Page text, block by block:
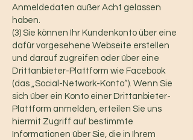
Anmeldedaten außer Acht gelassen
haben.
(3) Sie können Ihr Kundenkonto über eine
dafür vorgesehene Webseite erstellen
und darauf zugreifen oder über eine
Drittanbieter-Plattform wie Facebook
(das „Social-Network-Konto“). Wenn Sie
sich über ein Konto einer Drittanbieter-
Plattform anmelden, erteilen Sie uns
hiermit Zugriff auf bestimmte
Informationen über Sie, die in Ihrem